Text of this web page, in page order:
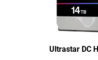
Ultrastar DC